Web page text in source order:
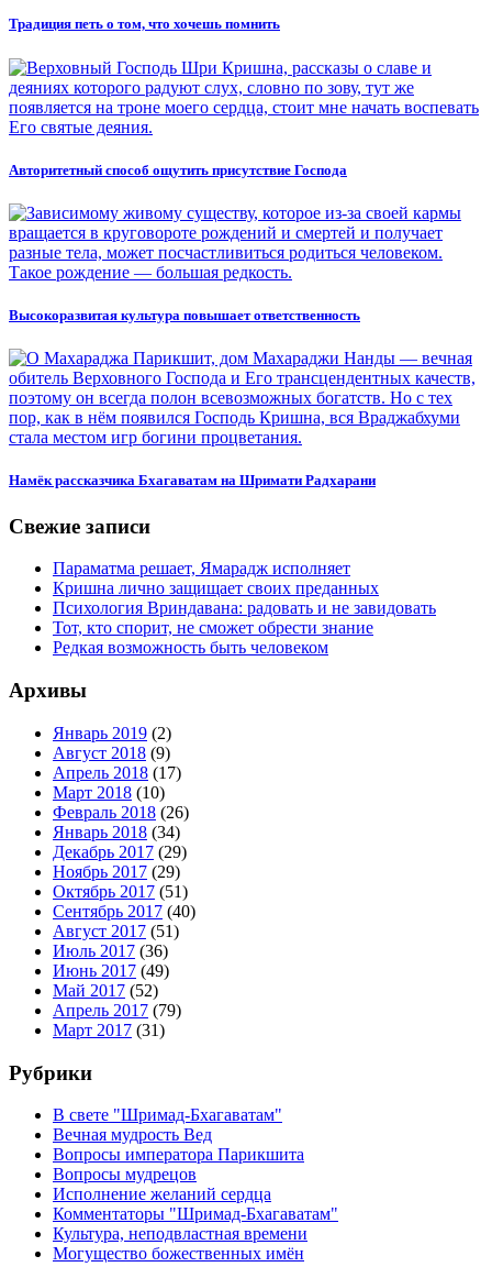
Традиция петь о том, что хочешь помнить
Авторитетный способ ощутить присутствие Господа
Высокоразвитая культура повышает ответственность
Намёк рассказчика Бхагаватам на Шримати Радхарани
Свежие записи
Параматма решает, Ямарадж исполняет
Кришна лично защищает своих преданных
Психология Вриндавана: радовать и не завидовать
Тот, кто спорит, не сможет обрести знание
Редкая возможность быть человеком
Архивы
Январь 2019 (2)
Август 2018 (9)
Апрель 2018 (17)
Март 2018 (10)
Февраль 2018 (26)
Январь 2018 (34)
Декабрь 2017 (29)
Ноябрь 2017 (29)
Октябрь 2017 (51)
Сентябрь 2017 (40)
Август 2017 (51)
Июль 2017 (36)
Июнь 2017 (49)
Май 2017 (52)
Апрель 2017 (79)
Март 2017 (31)
Рубрики
В свете "Шримад-Бхагаватам"
Вечная мудрость Вед
Вопросы императора Парикшита
Вопросы мудрецов
Исполнение желаний сердца
Комментаторы "Шримад-Бхагаватам"
Культура, неподвластная времени
Могущество божественных имён